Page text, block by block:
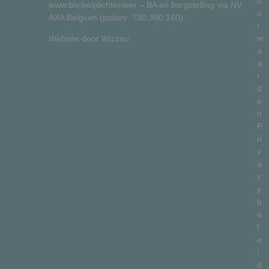
www.biv.be/plichtenleer – BA en borgstelling via NV
AXA Belgium (polisnr. 730.390.160)
Website door Wizzou
o
r
w
a
a
r
d
e
n
P
ri
v
a
c
y
b
e
l
e
i
d